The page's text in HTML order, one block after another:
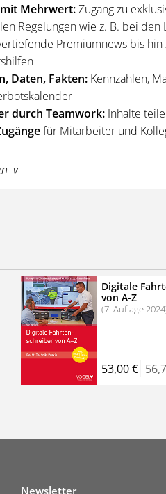
Mehrwert:Zugang zu
Regelungen wie z. B. bei den
Premiumnews bis
Daten, Fakten: Kennzahlen,
durch Teamwork: Inhalte
für Mitarbeiter und
alle Ausgaben
Online-Seminare
Sie jetzt das
der derzeitig gesetzlichen
Sie nichts weiter tun, das
keine weiteren
Digitale
von A-Z
(7. Auflage
53,00 €
Newsletter